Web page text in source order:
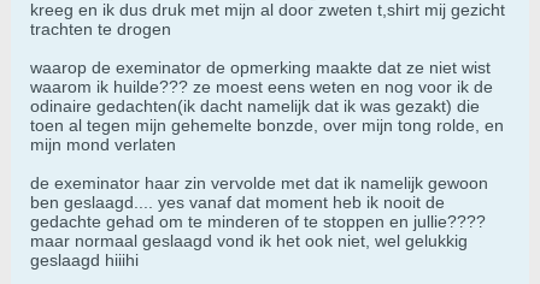
kreeg en ik dus druk met mijn al door zweten t,shirt mij gezicht
trachten te drogen
waarop de exeminator de opmerking maakte dat ze niet wist
waarom ik huilde??? ze moest eens weten en nog voor ik de
odinaire gedachten(ik dacht namelijk dat ik was gezakt) die
toen al tegen mijn gehemelte bonzde, over mijn tong rolde, en
mijn mond verlaten
de exeminator haar zin vervolde met dat ik namelijk gewoon
ben geslaagd.... yes vanaf dat moment heb ik nooit de
gedachte gehad om te minderen of te stoppen en jullie????
maar normaal geslaagd vond ik het ook niet, wel gelukkig
geslaagd hiiihi